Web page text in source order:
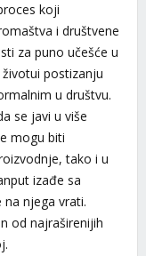
koji
i društvene
za puno učešće u
postizanju
u društvu.
se javi u više
mogu biti
tako i u
izađe sa
njega vrati.
od najraširenijih